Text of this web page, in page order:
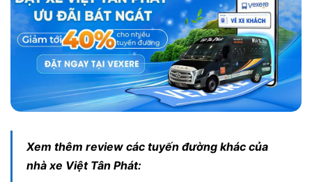
Xem thêm review các tuyến đường khác của
nhà xe Việt Tân Phát: